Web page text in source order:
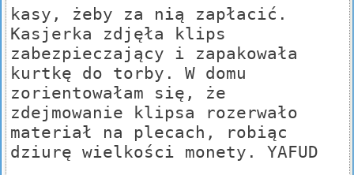
kasy, żeby za nią zapłacić.
Kasjerka zdjęła klips
zabezpieczający i zapakowała
kurtkę do torby. W domu
zorientowałam się, że
zdejmowanie klipsa rozerwało
materiał na plecach, robiąc
dziurę wielkości monety. YAFUD